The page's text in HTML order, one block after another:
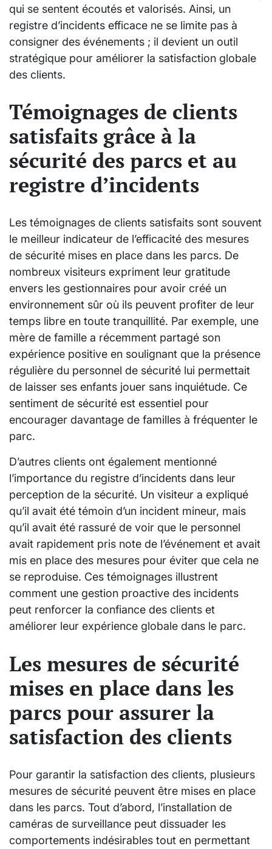
qui se sentent écoutés et valorisés. Ainsi, un
registre d’incidents efficace ne se limite pas à
consigner des événements ; il devient un outil
stratégique pour améliorer la satisfaction globale
des clients.
Témoignages de clients
satisfaits grâce à la
sécurité des parcs et au
registre d’incidents
Les témoignages de clients satisfaits sont souvent
le meilleur indicateur de l’efficacité des mesures
de sécurité mises en place dans les parcs. De
nombreux visiteurs expriment leur gratitude
envers les gestionnaires pour avoir créé un
environnement sûr où ils peuvent profiter de leur
temps libre en toute tranquillité. Par exemple, une
mère de famille a récemment partagé son
expérience positive en soulignant que la présence
régulière du personnel de sécurité lui permettait
de laisser ses enfants jouer sans inquiétude. Ce
sentiment de sécurité est essentiel pour
encourager davantage de familles à fréquenter le
parc.
D’autres clients ont également mentionné
l’importance du registre d’incidents dans leur
perception de la sécurité. Un visiteur a expliqué
qu’il avait été témoin d’un incident mineur, mais
qu’il avait été rassuré de voir que le personnel
avait rapidement pris note de l’événement et avait
mis en place des mesures pour éviter que cela ne
se reproduise. Ces témoignages illustrent
comment une gestion proactive des incidents
peut renforcer la confiance des clients et
améliorer leur expérience globale dans le parc.
Les mesures de sécurité
mises en place dans les
parcs pour assurer la
satisfaction des clients
Pour garantir la satisfaction des clients, plusieurs
mesures de sécurité peuvent être mises en place
dans les parcs. Tout d’abord, l’installation de
caméras de surveillance peut dissuader les
comportements indésirables tout en permettant